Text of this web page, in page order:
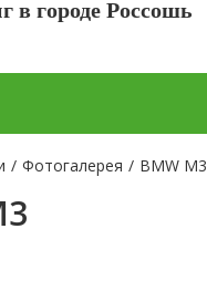
городе Россошь
/ Фотогалерея / BMW M3